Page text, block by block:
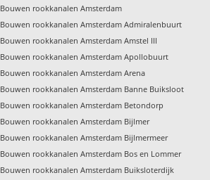
Bouwen rookkanalen Amsterdam
Bouwen rookkanalen Amsterdam Admiralenbuurt
Bouwen rookkanalen Amsterdam Amstel III
Bouwen rookkanalen Amsterdam Apollobuurt
Bouwen rookkanalen Amsterdam Arena
Bouwen rookkanalen Amsterdam Banne Buiksloot
Bouwen rookkanalen Amsterdam Betondorp
Bouwen rookkanalen Amsterdam Bijlmer
Bouwen rookkanalen Amsterdam Bijlmermeer
Bouwen rookkanalen Amsterdam Bos en Lommer
Bouwen rookkanalen Amsterdam Buiksloterdijk